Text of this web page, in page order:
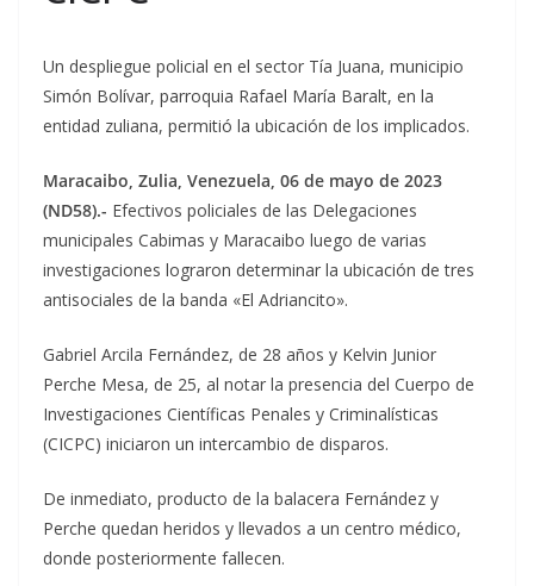
Un despliegue policial en el sector Tía Juana, municipio
Simón Bolívar, parroquia Rafael María Baralt, en la
entidad zuliana, permitió la ubicación de los implicados.
Maracaibo, Zulia, Venezuela, 06 de mayo de 2023
(ND58).- Efectivos policiales de las Delegaciones
municipales Cabimas y Maracaibo luego de varias
investigaciones lograron determinar la ubicación de tres
antisociales de la banda «El Adriancito».
Gabriel Arcila Fernández, de 28 años y Kelvin Junior
Perche Mesa, de 25, al notar la presencia del Cuerpo de
Investigaciones Científicas Penales y Criminalísticas
(CICPC) iniciaron un intercambio de disparos.
De inmediato, producto de la balacera Fernández y
Perche quedan heridos y llevados a un centro médico,
donde posteriormente fallecen.